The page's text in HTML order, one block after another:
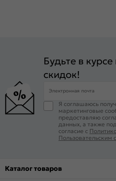
Будьте в
скидок!
Электронная почта
Я соглашаюсь
маркетинговые
предоставляю
данных, а также
согласие с
Пользовательским
Каталог товаров